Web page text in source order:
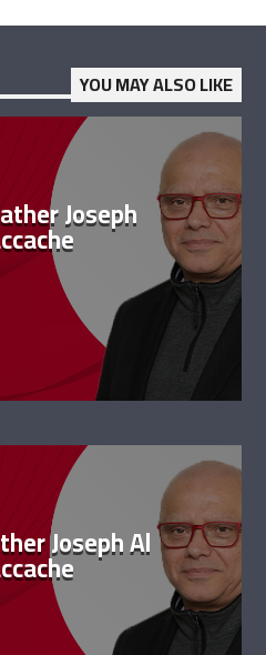
YOU MAY ALSO LIKE
Joseph
Joseph Al